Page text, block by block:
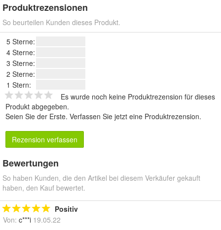
Produktrezensionen
So beurteilen Kunden dieses Produkt.
5 Sterne:
4 Sterne:
3 Sterne:
2 Sterne:
1 Stern:
Es wurde noch keine Produktrezension für dieses
Produkt abgegeben.
Seien Sie der Erste. Verfassen Sie jetzt eine Produktrezension.
Rezension verfassen
Bewertungen
So haben Kunden, die den Artikel bei diesem Verkäufer gekauft
haben, den Kauf bewertet.
Positiv
Von: c***i 19.05.22